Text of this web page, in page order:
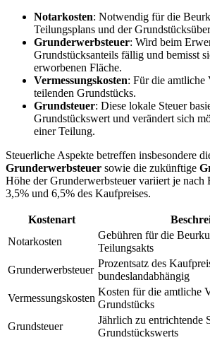
Notarkosten: Notwendig für die
Teilungsplans und der
Grunderwerbsteuer: Wird beim
Grundstücksanteils fällig und bemisst
erworbenen Fläche.
Vermessungskosten: Für die amtliche
teilenden Grundstücks.
Grundsteuer: Diese lokale Steuer
Grundstückswert und verändert sich
einer Teilung.
Steuerliche Aspekte betreffen insbesondere
Grunderwerbsteuer sowie die zukünftige
Höhe der Grunderwerbsteuer variiert je nach
3,5% und 6,5% des Kaufpreises.
Kostenart
Notarkosten
Gebühren für die
Teilungsakts
Grunderwerbsteuer
Prozentsatz des
bundeslandabhängig
Vermessungskosten
Kosten für die amtliche
Grundstücks
Grundsteuer
Jährlich zu entrichtende
Grundstückswerts